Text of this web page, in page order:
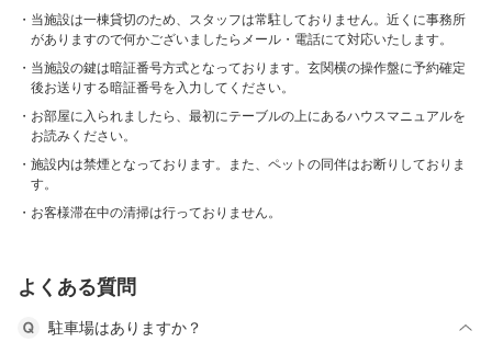
当施設は一棟貸切のため、スタッフは常駐しておりません。近くに事務所
がありますので何かございましたらメール・電話にて対応いたします。
当施設の鍵は暗証番号方式となっております。玄関横の操作盤に予約確定
後お送りする暗証番号を入力してください。
お部屋に入られましたら、最初にテーブルの上にあるハウスマニュアルを
お読みください。
施設内は禁煙となっております。また、ペットの同伴はお断りしておりま
す。
お客様滞在中の清掃は行っておりません。
よくある質問
駐車場はありますか？